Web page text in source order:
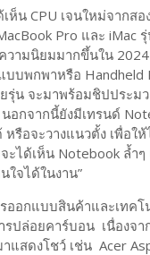
ห็น CPU เจนใหม่จาก
Pro และ iMac
ามนิยมมากขึ้นใน
บบพกพาหรือ
น จะมาพร้อมชิปประมว
อกจากนี้ยังมีเทรนด์
รือจะวางแนวตั้ง เพื่อ
ะได้เห็น Notebook ล้ำ
จได้ในงาน”
ออกแบบสินค้าและเทค
รปล่อยคาร์บอน เนื่อง
แสดงโชว์ เช่น Acer